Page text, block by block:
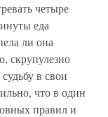
четыре
еда
ли она
скрупулезно
в свои
что в один
правил и